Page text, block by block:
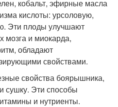
кобальт, эфирные масла
кислоты: урсоловую,
Эти плоды улучшают
мозга и миокарда,
обладают
свойствами.
свойства боярышника,
сушку. Эти способы
и нутриенты.